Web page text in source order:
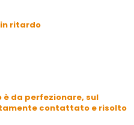
ritardo
da perfezionare, sul
contattato e risolto